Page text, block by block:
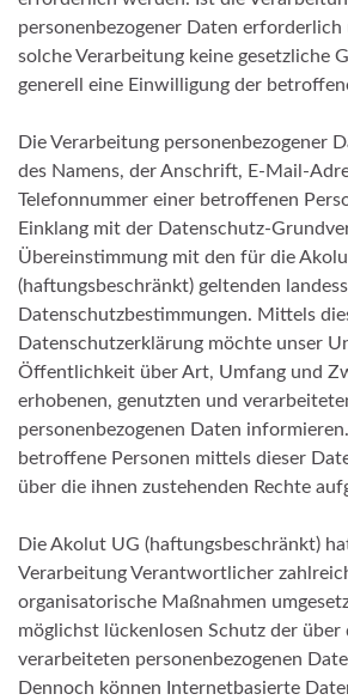
personenbezogener Daten
solche Verarbeitung keine gesetzliche
generell eine Einwilligung der
Die Verarbeitung personenbezogener
des Namens, der Anschrift, E-Mail-
Telefonnummer einer betroffenen
Einklang mit der Datenschutz-
Übereinstimmung mit den für die
(haftungsbeschränkt) geltenden
Datenschutzbestimmungen. Mittels
Datenschutzerklärung möchte unser
Öffentlichkeit über Art, Umfang und
erhobenen, genutzten und
personenbezogenen Daten
betroffene Personen mittels dieser
über die ihnen zustehenden Rechte
Die Akolut UG (haftungsbeschränkt)
Verarbeitung Verantwortlicher
organisatorische Maßnahmen
möglichst lückenlosen Schutz der über
verarbeiteten personenbezogenen
Dennoch können Internetbasierte